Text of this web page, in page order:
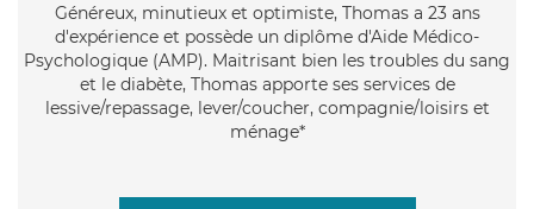
Généreux, minutieux et optimiste, Thomas a 23 ans
d'expérience et possède un diplôme d'Aide Médico-
Psychologique (AMP). Maitrisant bien les troubles du sang
et le diabète, Thomas apporte ses services de
lessive/repassage, lever/coucher, compagnie/loisirs et
ménage*